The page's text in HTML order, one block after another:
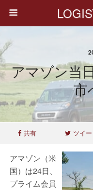
アマゾン当
市
共有 ツイー
アマゾン（米
国）は24日、
プライム会員